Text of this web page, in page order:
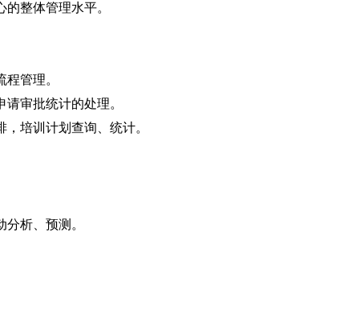
整体管理水平。
管理。
审批统计的处理。
培训计划查询、统计。
析、预测。